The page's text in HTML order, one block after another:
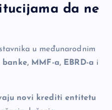
da ne
u međunarodnim
banke, MMF-a, EBRD-a i
novi krediti entitetu